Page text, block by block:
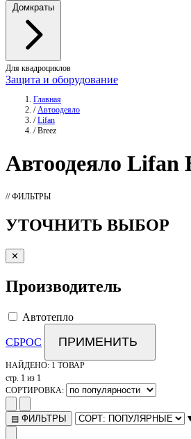
Домкраты
Для квадроциклов
Защита и оборудование
Главная
/ Автоодеяло
/ Lifan
/ Breez
Автоодеяло Lifan
// ФИЛЬТРЫ
УТОЧНИТЬ ВЫБОР
✕
Производитель
Автотепло
СБРОС ПРИМЕНИТЬ
НАЙДЕНО: 1 ТОВАР
стр. 1 из 1
СОРТИРОВКА:
▤ ФИЛЬТРЫ